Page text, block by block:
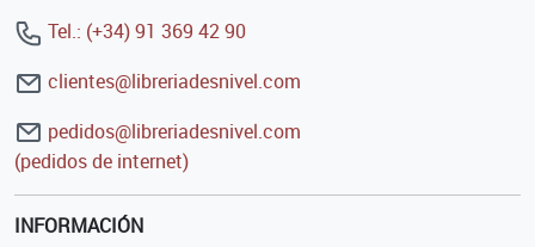
Tel.: (+34) 91 369 42 90
clientes@libreriadesnivel.com
pedidos@libreriadesnivel.com
(pedidos de internet)
INFORMACIÓN